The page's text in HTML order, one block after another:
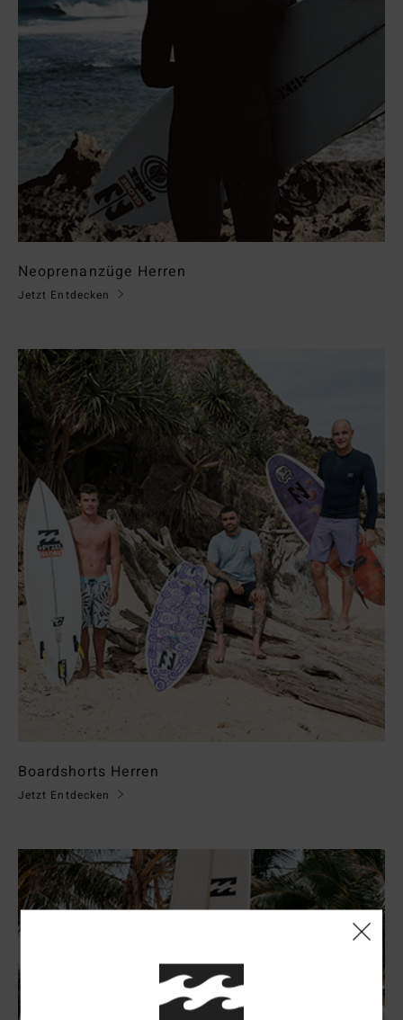
Neoprenanzüge Herren
Jetzt Entdecken
Boardshorts Herren
Jetzt Entdecken